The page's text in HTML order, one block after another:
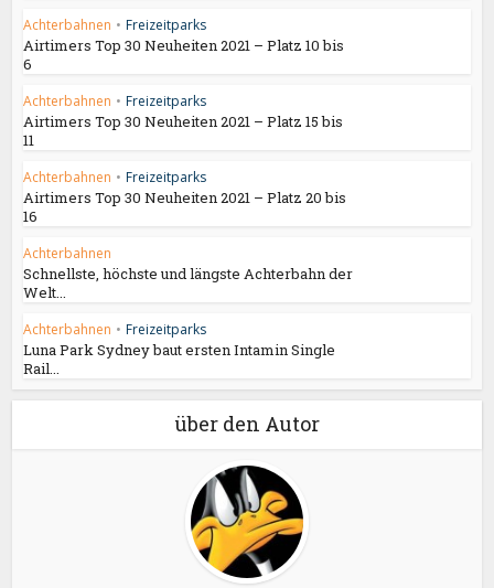
Achterbahnen • Freizeitparks
Airtimers Top 30 Neuheiten 2021 – Platz 10 bis
6
Achterbahnen • Freizeitparks
Airtimers Top 30 Neuheiten 2021 – Platz 15 bis
11
Achterbahnen • Freizeitparks
Airtimers Top 30 Neuheiten 2021 – Platz 20 bis
16
Achterbahnen
Schnellste, höchste und längste Achterbahn der
Welt...
Achterbahnen • Freizeitparks
Luna Park Sydney baut ersten Intamin Single
Rail...
über den Autor